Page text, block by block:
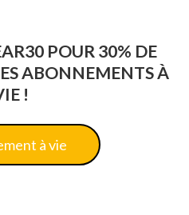
POUR 30% DE
ABONNEMENTS À
!
à vie